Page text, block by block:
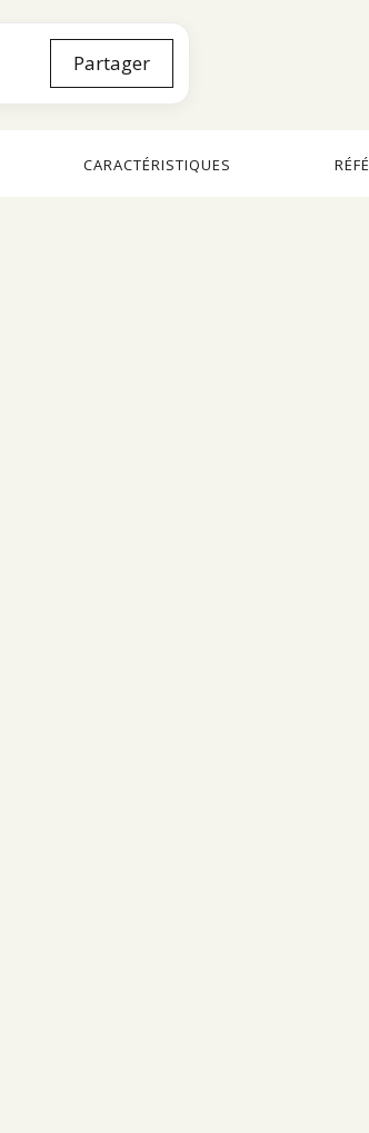
CARACTÉRISTIQUES